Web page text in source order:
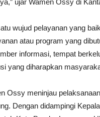
ujar Wamen Ossy di
wujud pelayanan yang
atau program yang
informasi, tempat
yang diharapkan
Ossy meninjau
Dengan didampingi